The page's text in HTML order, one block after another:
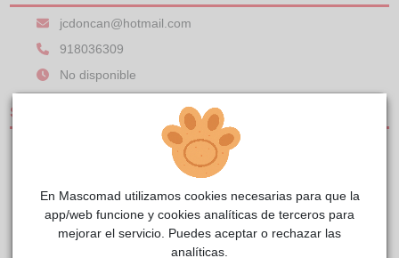
jcdoncan@hotmail.com
918036309
No disponible
SERVICIOS
CLÍNICAS DE PEQUEÑOS ANIMALES
PEDIR CITA VOLVER A LISTADO DE CLÍNICAS
En Mascomad utilizamos cookies necesarias para que la
app/web funcione y cookies analíticas de terceros para
mejorar el servicio. Puedes aceptar o rechazar las
analíticas.